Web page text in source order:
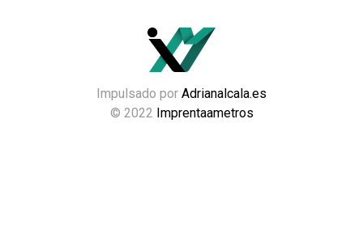
© 2022 Imprentaametros
Impulsado por Adrianalcala.es